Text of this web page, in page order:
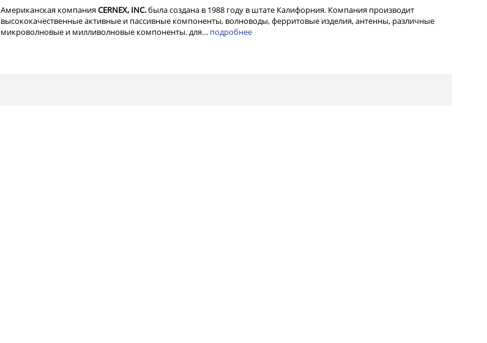
Американская компанияCERNEX, INC.была создана в 1988 году в штате Калифорния. Компания производит
высококачественные активные и пассивные компоненты, волноводы, ферритовые изделия, антенны, различные
микроволновые и милливолновые компоненты. для… подробнее